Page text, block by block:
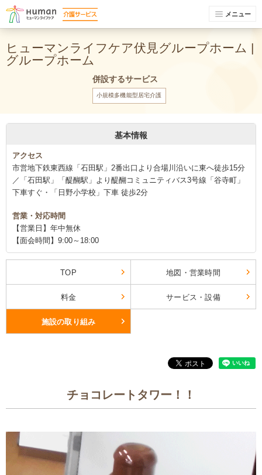
メニュー
ヒューマンライフケア伏見グループホーム |
グループホーム
併設するサービス
小規模多機能型居宅介護
基本情報
アクセス
市営地下鉄東西線「石田駅」2番出口より合場川沿いに東へ徒歩15分
／「石田駅」「醍醐駅」より醍醐コミュニティバス3号線「谷寺町」
下車すぐ・「日野小学校」下車 徒歩2分
営業・対応時間
【営業日】年中無休
【面会時間】9:00～18:00
TOP 地図・営業時間
料金 サービス・設備
施設の取り組み
チョコレートタワー！！